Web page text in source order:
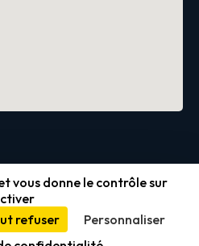
vous donne le contrôle sur
refuser
Personnaliser